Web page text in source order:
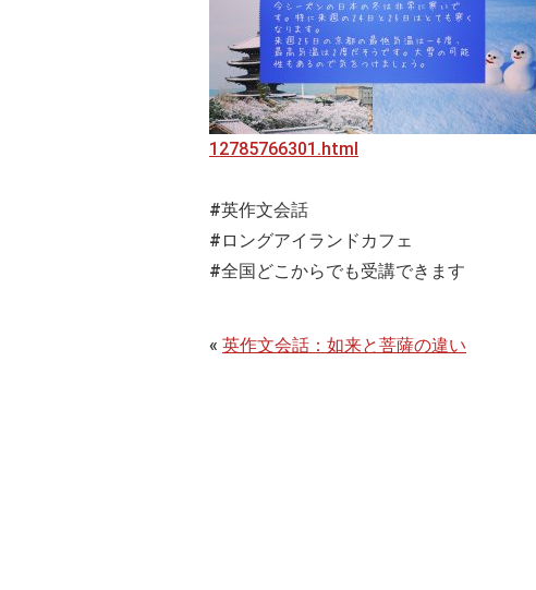
12785766301.html
#英作文会話
#ロングアイランドカフェ
#全国どこからでも受講できます
« 英作文会話：如来と菩薩の違い